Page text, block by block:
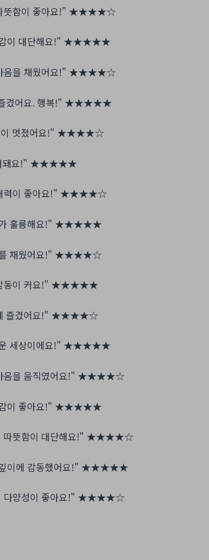
함이 좋아요!" ★★★★☆
이 대단해요!" ★★★★★
을 채웠어요!" ★★★★☆
겼어요. 행복!" ★★★★★
멋졌어요!" ★★★★☆
돼요!" ★★★★★
이 좋아요!" ★★★★☆
훌륭해요!" ★★★★★
채웠어요!" ★★★★☆
동이 커요!" ★★★★★
즐겼어요!" ★★★★☆
세상이에요!" ★★★★★
을 움직였어요!" ★★★★☆
이 좋아요!" ★★★★★
뜻함이 대단해요!" ★★★★☆
이에 감동했어요!" ★★★★★
양성이 좋아요!" ★★★★☆